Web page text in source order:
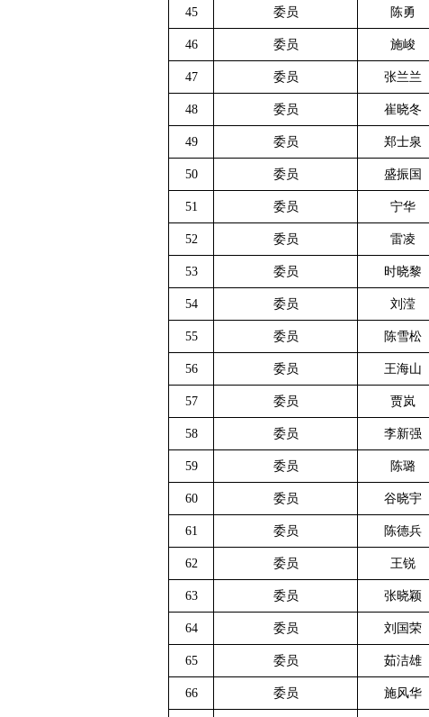
45 委员 陈勇
46 委员 施峻
47 委员 张兰兰
48 委员 崔晓冬
49 委员 郑士泉
50 委员 盛振国
51 委员 宁华
52 委员 雷凌
53 委员 时晓黎
54 委员 刘滢
55 委员 陈雪松
56 委员 王海山
57 委员 贾岚
58 委员 李新强
59 委员 陈璐
60 委员 谷晓宇
61 委员 陈德兵
62 委员 王锐
63 委员 张晓颖
64 委员 刘国荣
65 委员 茹洁雄
66 委员 施风华